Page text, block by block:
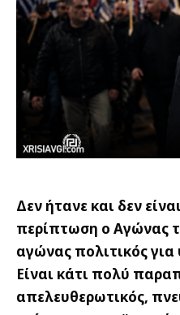
Δεν ήτανε και δεν
περίπτωση ο Αγώνας
αγώνας πολιτικός
Είναι κάτι πολύ
απελευθερωτικός,